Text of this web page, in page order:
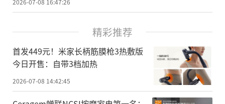
2026-07-08 16:47:26
精彩推荐
首发449元！米家长柄筋膜枪3热敷版
今日开售：自带3档加热
2026-07-08 14:42:45